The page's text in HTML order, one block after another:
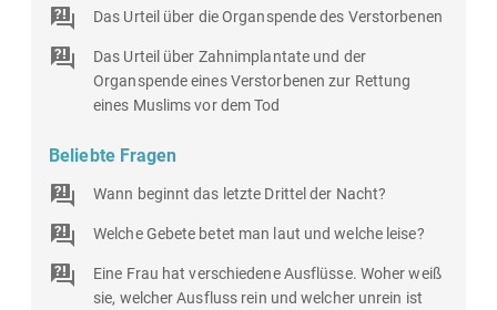
Das Urteil über die Organspende des Verstorbenen
Das Urteil über Zahnimplantate und der
Organspende eines Verstorbenen zur Rettung
eines Muslims vor dem Tod
Beliebte Fragen
Wann beginnt das letzte Drittel der Nacht?
Welche Gebete betet man laut und welche leise?
Eine Frau hat verschiedene Ausflüsse. Woher weiß
sie, welcher Ausfluss rein und welcher unrein ist